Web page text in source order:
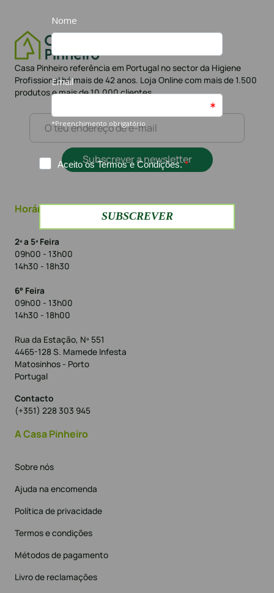
Casa Pinheiro referência em Portugal no sector da Higiene
Profissional há mais de 42 anos. Loja Online com mais de 1.500
produtos e mais de 10.000 clientes
Subscrever a newsletter
Horário
2ª a 5ª Feira
09h00 - 13h00
14h30 - 18h30
6° Feira
09h00 - 13h00
14h30 - 18h00
Rua da Estação, Nº 551
4465-128 S. Mamede Infesta
Matosinhos - Porto
Portugal
Contacto
(+351) 228 303 945
A Casa Pinheiro
Sobre nós
Ajuda na encomenda
Política de privacidade
Termos e condições
Métodos de pagamento
Livro de reclamações